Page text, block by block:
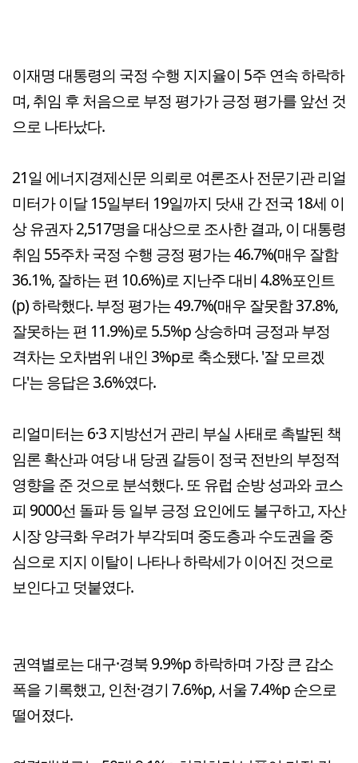
이재명 대통령의 국정 수행 지지율이 5주 연속 하락하
며, 취임 후 처음으로 부정 평가가 긍정 평가를 앞선 것
으로 나타났다.
21일 에너지경제신문 의뢰로 여론조사 전문기관 리얼
미터가 이달 15일부터 19일까지 닷새 간 전국 18세 이
상 유권자 2,517명을 대상으로 조사한 결과, 이 대통령
취임 55주차 국정 수행 긍정 평가는 46.7%(매우 잘함
36.1%, 잘하는 편 10.6%)로 지난주 대비 4.8%포인트
(p) 하락했다. 부정 평가는 49.7%(매우 잘못함 37.8%,
잘못하는 편 11.9%)로 5.5%p 상승하며 긍정과 부정
격차는 오차범위 내인 3%p로 축소됐다. '잘 모르겠
다'는 응답은 3.6%였다.
리얼미터는 6·3 지방선거 관리 부실 사태로 촉발된 책
임론 확산과 여당 내 당권 갈등이 정국 전반의 부정적
영향을 준 것으로 분석했다. 또 유럽 순방 성과와 코스
피 9000선 돌파 등 일부 긍정 요인에도 불구하고, 자산
시장 양극화 우려가 부각되며 중도층과 수도권을 중
심으로 지지 이탈이 나타나 하락세가 이어진 것으로
보인다고 덧붙였다.
권역별로는 대구·경북 9.9%p 하락하며 가장 큰 감소
폭을 기록했고, 인천·경기 7.6%p, 서울 7.4%p 순으로
떨어졌다.